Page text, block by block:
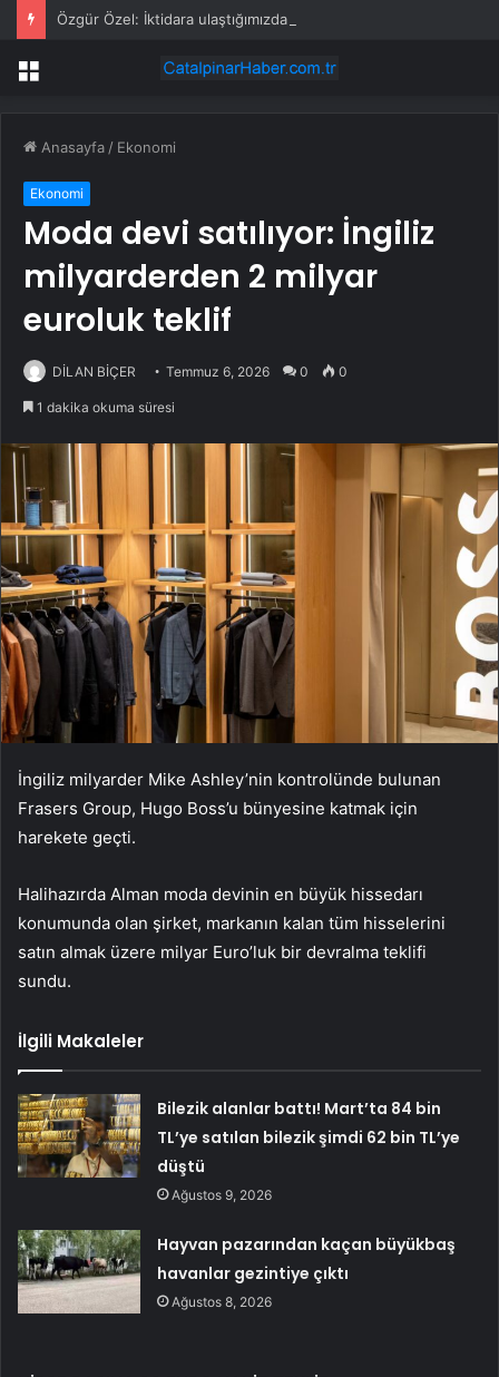
Menü
Anasayfa / Ekonomi
Ekonomi
Moda devi satılıyor: İngiliz
milyarderden 2 milyar
euroluk teklif
DİLAN BİÇER Temmuz 6, 2026 0 0
1 dakika okuma süresi
İngiliz milyarder Mike Ashley’nin kontrolünde bulunan
Frasers Group, Hugo Boss’u bünyesine katmak için
harekete geçti.
Halihazırda Alman moda devinin en büyük hissedarı
konumunda olan şirket, markanın kalan tüm hisselerini
satın almak üzere milyar Euro’luk bir devralma teklifi
sundu.
İlgili Makaleler
Bilezik alanlar battı! Mart’ta 84 bin
TL’ye satılan bilezik şimdi 62 bin TL’ye
düştü
Ağustos 9, 2026
Hayvan pazarından kaçan büyükbaş
havanlar gezintiye çıktı
Ağustos 8, 2026